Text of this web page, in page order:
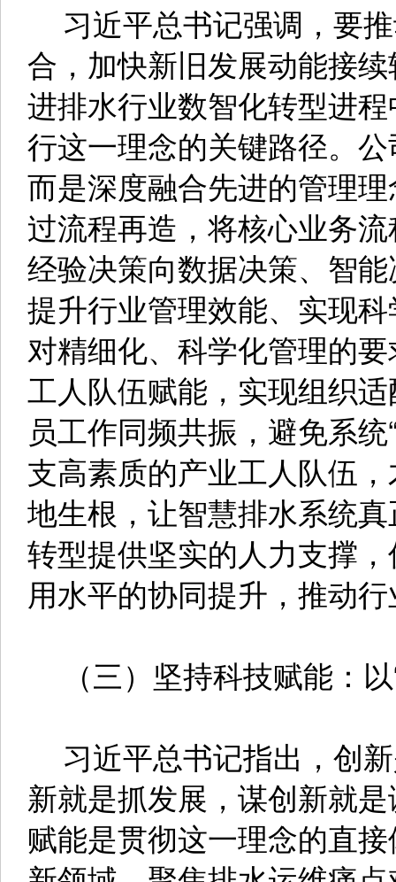
习近平总书记强调，要
合，加快新旧发展动能接
进排水行业数智化转型进
行这一理念的关键路径。
而是深度融合先进的管理
过流程再造，将核心业务
经验决策向数据决策、智
提升行业管理效能、实现
对精细化、科学化管理的
工人队伍赋能，实现组织
员工作同频共振，避免系
支高素质的产业工人队伍
地生根，让智慧排水系统
转型提供坚实的人力支撑
用水平的协同提升，推动
（三）坚持科技赋能：以
习近平总书记指出，创
新就是抓发展，谋创新就
赋能是贯彻这一理念的直